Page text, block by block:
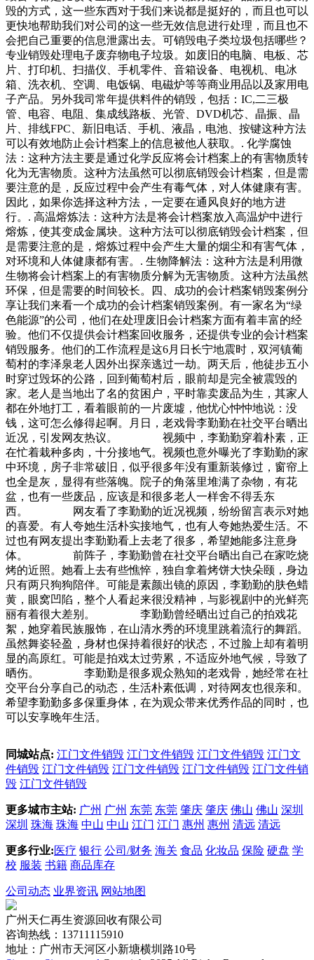
毁的方式，这一些东西对于我们来说都是挺好的，而且也可以
更快地帮助我们对公司的这一些无效信息进行处理，而且也不
会把自己重要的信息泄露出去。可销毁电子类垃圾包括哪些？
专业销毁处理电子废弃物电子垃圾。如废旧的电脑、电板、芯
片、打印机、扫描仪、手机零件、音箱设备、电视机、电冰
箱、洗衣机、空调、电饭锅、电磁炉等等商业用品以及家用电
子产品。另外我司常年提供料件的销毁，包括：IC,二三极
管、电容、电阻、集成线路板、光管、DVD机芯、晶振、晶
片、排线FPC、新旧电话、手机、液晶，电池、按键这种方法
可以有效地防止会计档案上的信息被他人获取。. 化学腐蚀
法：这种方法主要是通过化学反应将会计档案上的有害物质转
化为无害物质。这种方法虽然可以彻底销毁会计档案，但是需
要注意的是，反应过程中会产生有毒气体，对人体健康有害。
因此，如果你选择这种方法，一定要在通风良好的地方进
行。. 高温熔炼法：这种方法是将会计档案放入高温炉中进行
熔炼，使其变成金属块。这种方法可以彻底销毁会计档案，但
是需要注意的是，熔炼过程中会产生大量的烟尘和有害气体，
对环境和人体健康都有害。. 生物降解法：这种方法是利用微
生物将会计档案上的有害物质分解为无害物质。这种方法虽然
环保，但是需要的时间较长。四、成功的会计档案销毁案例分
享让我们来看一个成功的会计档案销毁案例。有一家名为“绿
色能源”的公司，他们在处理废旧会计档案方面有着丰富的经
验。他们不仅提供会计档案回收服务，还提供专业的会计档案
销毁服务。他们的工作流程是这6月日长宁地震时，双河镇葡
萄村的李泽泉老人因外出探亲逃过一劫。两天后，他徒步五小
时穿过毁坏的公路，回到葡萄村后，眼前却是完全被震毁的
家。老人是当地出了名的贫困户，平时靠卖废品为生，其家人
都在外地打工，看着眼前的一片废墟，他忧心忡忡地说：没
钱，这可怎么修得起啊。月日，老戏骨李勤勤在社交平台晒出
近况，引发网友热议。 视频中，李勤勤穿着朴素，正
在忙着栽种多肉，十分接地气。视频也意外曝光了李勤勤的家
中环境，房子非常破旧，似乎很多年没有重新装修过，窗帘上
也全是灰，显得有些落魄。院子的角落里堆满了杂物，有花
盆，也有一些废品，应该是和很多老人一样舍不得丢东
西。 网友看了李勤勤的近况视频，纷纷留言表示对她
的喜爱。有人夸她生活朴实接地气，也有人夸她热爱生活。不
过也有网友提出李勤勤看上去老了很多，希望她能多注意身
体。 前阵子，李勤勤曾在社交平台晒出自己在家吃烧
烤的近照。她看上去有些憔悴，独自拿着烤饼大快朵颐，身边
只有两只狗狗陪伴。可能是素颜出镜的原因，李勤勤的肤色蜡
黄，眼窝凹陷，整个人看起来很没精神，与影视剧中的光鲜亮
丽有着很大差别。 李勤勤曾经晒出过自己的拍戏花
絮，她穿着民族服饰，在山清水秀的环境里跳着流行的舞蹈。
虽然舞姿轻盈，身材也保持着很好的状态，不过脸上却有着明
显的高原红。可能是拍戏太过劳累，不适应外地气候，导致了
晒伤。 李勤勤是很多观众熟知的老戏骨，她经常在社
交平台分享自己的动态，生活朴素低调，对待网友也很亲和。
希望李勤勤多多保重身体，在为观众带来优秀作品的同时，也
可以安享晚年生活。
同城站点: 江门文件销毁 江门文件销毁 江门文件销毁 江门文
件销毁 江门文件销毁 江门文件销毁 江门文件销毁 江门文件销
毁 江门文件销毁
更多城市主站: 广州 广州 东莞 东莞 肇庆 肇庆 佛山 佛山 深圳
深圳 珠海 珠海 中山 中山 江门 江门 惠州 惠州 清远 清远
更多行业: 医疗 银行 公司/财务 海关 食品 化妆品 保险 硬盘 学
校 服装 书籍 商品库存
公司动态 业界资讯 网站地图
广州天仁再生资源回收有限公司
咨询热线：13711115910
地址：广州市天河区小新塘横圳路10号